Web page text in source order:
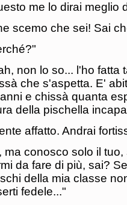
me lo dirai meglio
scemo che sei! Sai
non lo so... l'ho fatta
che s'aspetta. E'
e chissà quanta
della pischella
affatto. Andrai
ma conosco solo il
da fare di più, sai?
della mia classe
fedele..."